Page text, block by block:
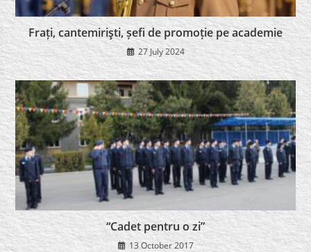
Frați, cantemirişti, șefi de promoție pe academie
27 July 2024
“Cadet pentru o zi”
13 October 2017